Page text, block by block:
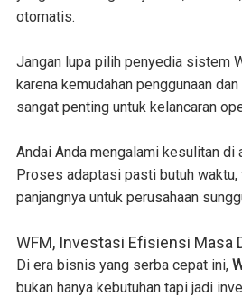
otomatis.
Jangan lupa pilih penyedia sistem
karena kemudahan penggunaan
sangat penting untuk kelancaran
Andai Anda mengalami kesulitan di
Proses adaptasi pasti butuh waktu,
panjangnya untuk perusahaan
WFM, Investasi Efisiensi Masa
Di era bisnis yang serba cepat ini,
bukan hanya kebutuhan tapi jadi